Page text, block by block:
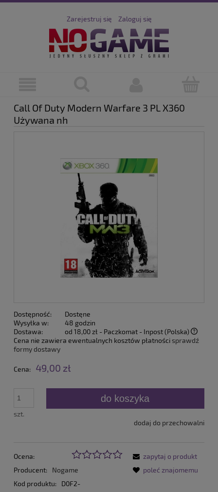
Zarejestruj się Zaloguj się
Call Of Duty Modern Warfare 3 PL X360
Używana nh
Dostępność:
Dostęne
Wysyłka w:
48 godzin
Dostawa:
od 18,00 zł - Paczkomat - Inpost(Polska)
Cena nie zawiera ewentualnych kosztów płatnościsprawdź
formy dostawy
Cena: 49,00 zł
szt.
do koszyka
dodaj do przechowalni
Ocena:
Producent:
Nogame
Kod produktu:
D0F2-
zapytaj o produkt
poleć znajomemu